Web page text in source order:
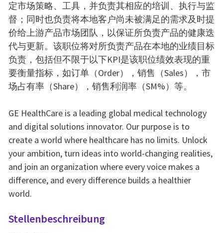
定市场策略、工具，并负责其相应的培训、执行与监
督；同时也负责将本地客户尚未被满足的需求及时提
价给上游产品市场团队，以保证所负责产品的健康迭
代与更新。该职位将对所负责产品在本地的业绩目标
负责，包括但不限于以下KPI是该职位绩效表现的重
要衡量指标，如订单（Order），销售（Sales），市
场占有率（Share），销售利润率（SM%）等。
GE HealthCare is a leading global medical technology
and digital solutions innovator. Our purpose is to
create a world where healthcare has no limits. Unlock
your ambition, turn ideas into world-changing realities,
and join an organization where every voice makes a
difference, and every difference builds a healthier
world.
Stellenbeschreibung